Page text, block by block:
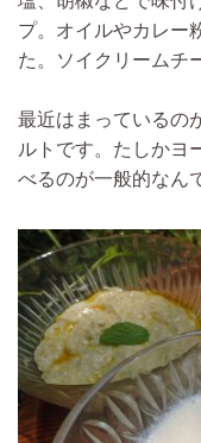
プ。オイルやカレー
た。ソイクリームチ
最近はまっているの
ルトです。たしかヨ
べるのが一般的なん